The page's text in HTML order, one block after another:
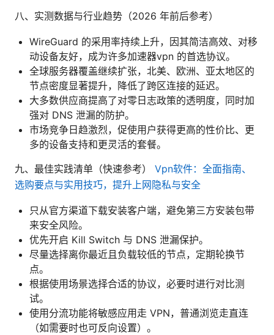
八、实测数据与行业趋势（2026 年前后参考）
WireGuard 的采用率持续上升，因其简洁高效、对移
动设备友好，成为许多加速器vpn 的首选协议。
全球服务器覆盖继续扩张，北美、欧洲、亚太地区的
节点密度显著提升，降低了跨区连接的延迟。
大多数供应商提高了对零日志政策的透明度，同时加
强对 DNS 泄漏的防护。
市场竞争日趋激烈，促使用户获得更高的性价比、更
多的设备支持和更灵活的套餐。
九、最佳实践清单（快速参考） Vpn软件：全面指南、
选购要点与实用技巧，提升上网隐私与安全
只从官方渠道下载安装客户端，避免第三方安装包带
来安全风险。
优先开启 Kill Switch 与 DNS 泄漏保护。
尽量选择离你最近且负载较低的节点，定期轮换节
点。
根据使用场景选择合适的协议，必要时进行对比测
试。
使用分流功能将敏感应用走 VPN，普通浏览走直连
（如需要时也可反向设置）。